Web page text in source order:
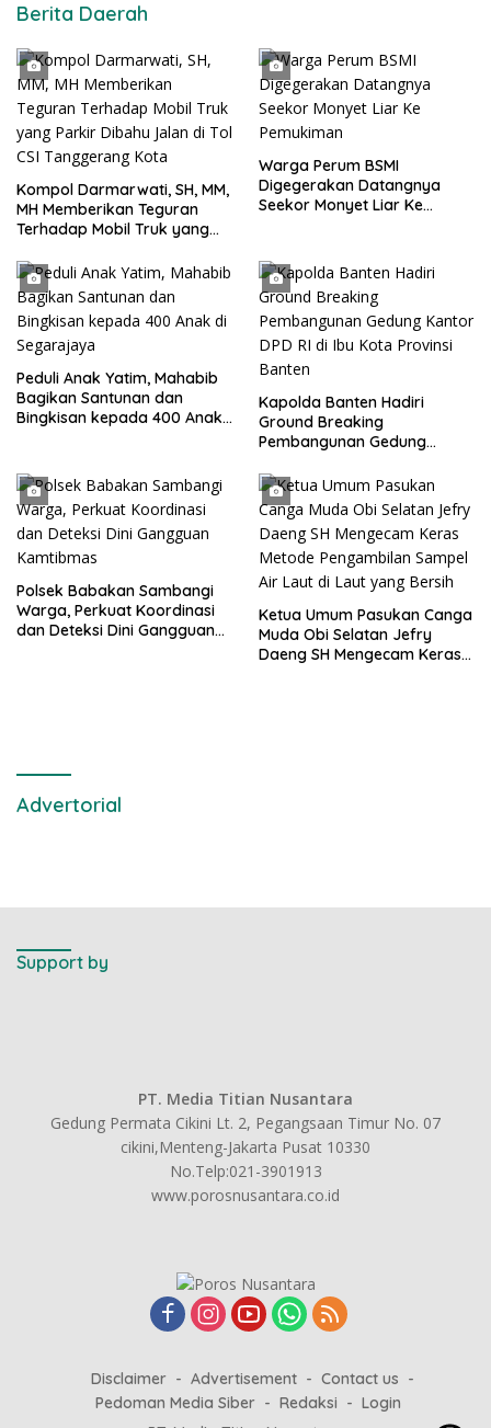
Berita Daerah
Kompol Darmarwati, SH, MM,
MH Memberikan Teguran
Terhadap Mobil Truk yang
Tanggerang Kota
Warga Perum BSMI
Digegerakan Datangnya
Seekor Monyet Liar Ke
Peduli Anak Yatim, Mahabib
Bagikan Santunan dan
Bingkisan kepada 400 Anak
Kapolda Banten Hadiri
Ground Breaking
Pembangunan Gedung
Provinsi Banten
Polsek Babakan Sambangi
Warga, Perkuat Koordinasi
dan Deteksi Dini Gangguan
Ketua Umum Pasukan Canga
Muda Obi Selatan Jefry
Daeng SH Mengecam Keras
Advertorial
Support by
PT. Media Titian Nusantara
Gedung Permata Cikini Lt. 2, Pegangsaan Timur No. 07
cikini,Menteng-Jakarta Pusat 10330
No.Telp:021-3901913
www.porosnusantara.co.id
Disclaimer Advertisement
Contact us
Pedoman Media Siber
Redaksi
Login